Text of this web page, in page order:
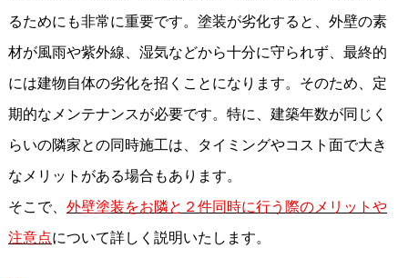
るためにも非常に重要です。塗装が劣化すると、外壁の素
材が風雨や紫外線、湿気などから十分に守られず、最終的
には建物自体の劣化を招くことになります。そのため、定
期的なメンテナンスが必要です。特に、建築年数が同じく
らいの隣家との同時施工は、タイミングやコスト面で大き
なメリットがある場合もあります。
そこで、 外壁塗装をお隣と２件同時に行う際のメリットや
注意点について詳しく説明いたします。